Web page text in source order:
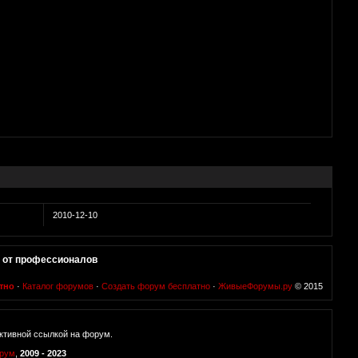
2010-12-10
профессионалов
· Каталог форумов · Создать форум бесплатно · ЖивыеФорумы.ру © 2015
ссылкой на форум.
2009 - 2023